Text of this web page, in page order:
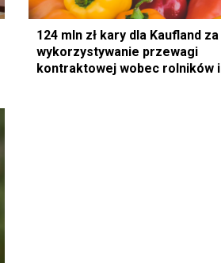
124 mln zł kary dla Kaufland za
wykorzystywanie przewagi
kontraktowej wobec rolników i